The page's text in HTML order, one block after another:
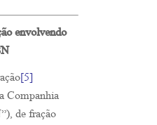
envolvendo
[5]
Companhia
de fração